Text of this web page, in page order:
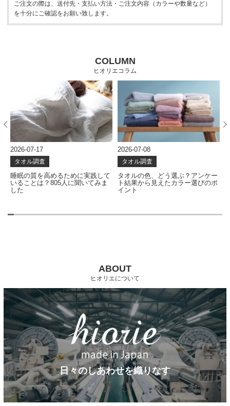
ご注文の際は、送付先・支払い方法・ご注文内容（カラーや数量など）
を十分にご確認をお願い致します。
COLUMN
ヒオリエコラム
2026-07-17
タオル調査
睡眠の質を高めるために実践して
いることは？805人に聞いてみま
した
2026-07-08
タオル調査
タオルの色、どう選ぶ？アンケー
ト結果から見えたカラー選びのポ
イント
ABOUT
ヒオリエについて
日々のしあわせを織りなす